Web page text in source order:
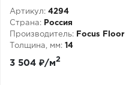
Артикул: 4294
Страна:
Россия
Производитель:
Focus Floor
Толщина, мм: 14
3 504 ₽/м2